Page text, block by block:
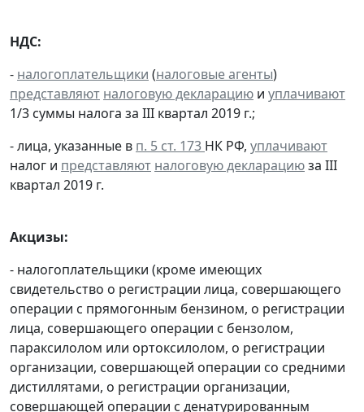
НДС:
- налогоплательщики (налоговые агенты)
представляют налоговую декларацию и уплачивают
1/3 суммы налога за III квартал 2019 г.;
- лица, указанные в п. 5 ст. 173 НК РФ, уплачивают
налог и представляют налоговую декларациюза III
квартал 2019 г.
Акцизы:
- налогоплательщики (кроме имеющих
свидетельство о регистрации лица, совершающего
операции с прямогонным бензином, о регистрации
лица, совершающего операции с бензолом,
параксилолом или ортоксилолом, о регистрации
организации, совершающей операции со средними
дистиллятами, о регистрации организации,
совершающей операции с денатурированным